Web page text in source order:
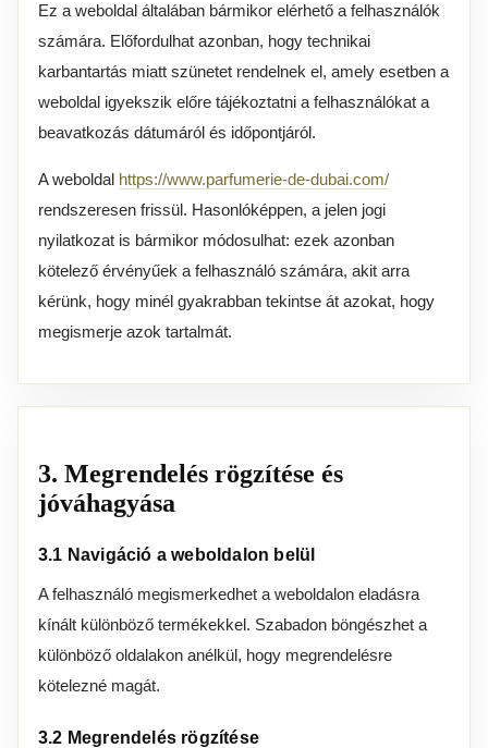
Ez a weboldal általában bármikor elérhető a felhasználók
számára. Előfordulhat azonban, hogy technikai
karbantartás miatt szünetet rendelnek el, amely esetben a
weboldal igyekszik előre tájékoztatni a felhasználókat a
beavatkozás dátumáról és időpontjáról.
A weboldal https://www.parfumerie-de-dubai.com/
rendszeresen frissül. Hasonlóképpen, a jelen jogi
nyilatkozat is bármikor módosulhat: ezek azonban
kötelező érvényűek a felhasználó számára, akit arra
kérünk, hogy minél gyakrabban tekintse át azokat, hogy
megismerje azok tartalmát.
3. Megrendelés rögzítése és
jóváhagyása
3.1 Navigáció a weboldalon belül
A felhasználó megismerkedhet a weboldalon eladásra
kínált különböző termékekkel. Szabadon böngészhet a
különböző oldalakon anélkül, hogy megrendelésre
kötelezné magát.
3.2 Megrendelés rögzítése